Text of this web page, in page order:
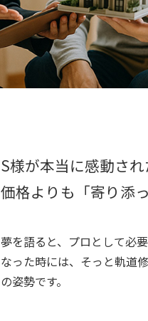
S様が本当に感動され
価格よりも「寄り添
夢を語ると、プロとして必
なった時には、そっと軌道
の姿勢です。